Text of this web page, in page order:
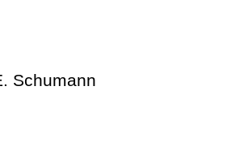
Schumann